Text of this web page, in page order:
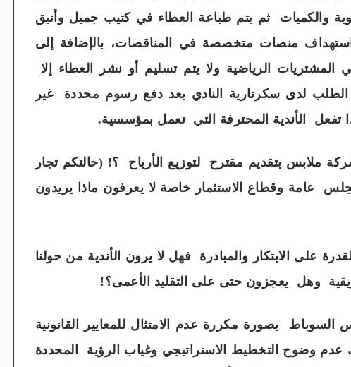
والكميات ثم يتم طباعة العطاء في كتيب جميل وأنيق
منصات متخصصة في المناقصات، بالإضافة إلى
الرياضية ولا يتم تسليم أو نشر العطاء إلا
لدى سكرتارية النادي بعد دفع رسوم محددة غير
الأندية المحترفة التي تعمل بمؤسسية.
ملابس بتقديم مقترح لتوزيع الأرباح ؟! (حالتكم تجار
عامة وقطاع الاستثمار خاصة لا يعرفون ماذا يريدون
على الابتكار والمبادرة فهل لا يرون الأندية من حولنا
وهل يعجزون حتى على التقليد الأعمى؟!
بصورة مكررة عدم الامتثال للمعايير القانونية
عدم وضوح التخطيط الاستراتيجي وغياب الرؤية المحددة